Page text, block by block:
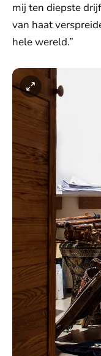
mij ten diepste
van haat
hele wereld.”